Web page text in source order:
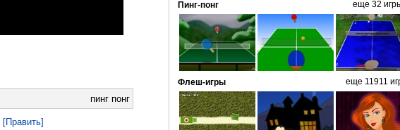
пинг понг
[Править]
Пинг-понг еще 32
Флеш-игры еще 11911